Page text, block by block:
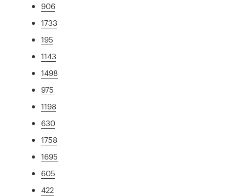
906
1733
195
1143
1498
975
1198
630
1758
1695
605
422